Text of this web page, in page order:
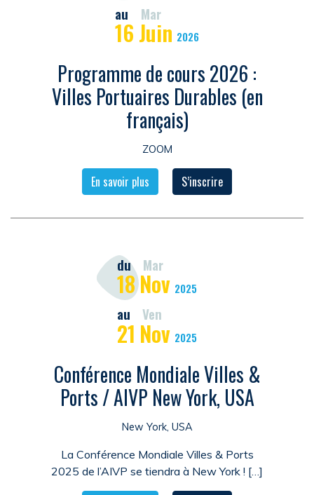
au Mar
16 Juin 2026
Programme de cours 2026 :
Villes Portuaires Durables (en
français)
ZOOM
En savoir plus S’inscrire
du Mar
18 Nov 2025
au Ven
21 Nov 2025
Conférence Mondiale Villes &
Ports / AIVP New York, USA
New York, USA
La Conférence Mondiale Villes & Ports
2025 de l’AIVP se tiendra à New York ! […]